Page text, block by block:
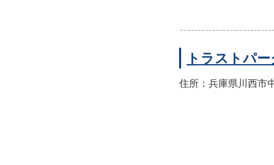
トラストパ
住所：兵庫県川西市